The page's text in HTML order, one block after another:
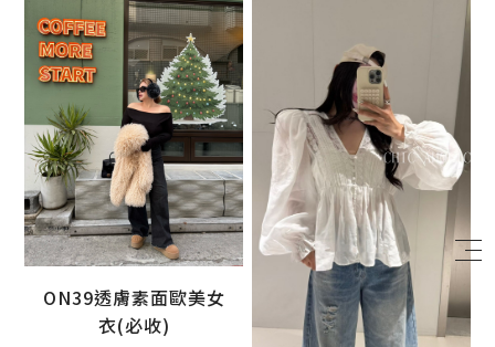
BIG SALE
CA made
加入購物車
ON39透膚素面歐美女
衣(必收)